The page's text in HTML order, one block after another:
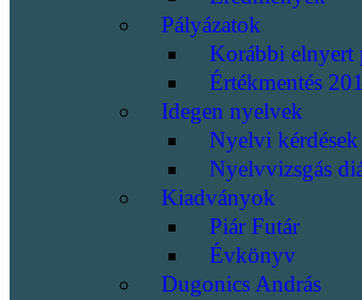
Pályázatok
Korábbi elnyert
Értékmentés
Idegen nyelvek
Nyelvi
Nyelvvizsgás
Kiadványok
Piár Futár
Évkönyv
Dugonics András